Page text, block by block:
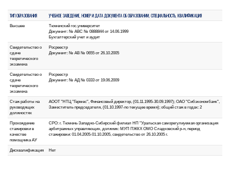
ТИП ОБРАЗОВАНИЯ УЧЕБНОЕ ЗАВЕДЕНИЕ, НОМЕР И ДАТА ДОКУМЕНТА ОБ ОБРАЗОВАНИИ, СПЕЦИАЛЬНОСТЬ, КВАЛИФИКАЦИЯ
Высшее
Тюменский гос.университет
Документ: № АВС № 0888844 от 14.06.1999
Бухгалтерский учет и аудит
Свидетельство о
сдаче
теоретического
экзамена
Росреестр
Документ: № АВ № 0655 от 26.10.2005
Свидетельство о
сдаче
теоретического
экзамена
Росреестр
Документ: № АД № 0333 от 19.06.2009
Стаж работы на
руководящих
должностях
АООТ "НТЦ "Гермес", Финансовый директор, (01.11.1995-30.09.1997); ОАО "Сибэкономбанк",
Заместитель председателя, (01.10.1997-по текущее время); общий стаж в годах: 2
Прохождение
стажировки в
качестве
помощника АУ
СРО: г. Тюмень Западно-Сибирский филиал НП "Уральская саморегулиуемая организация
арбитражных управляющих, должник: МУП ПЖКХ ОМО Сладковский р-н, период
стажировки: 01.04.2005-01.10.2005, свидетельство от 26.10.2005 г.
Дисквалификация Нет